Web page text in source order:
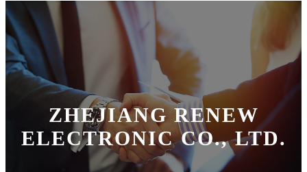
ZHEJIANG RENEW
ELECTRONIC CO., LTD.